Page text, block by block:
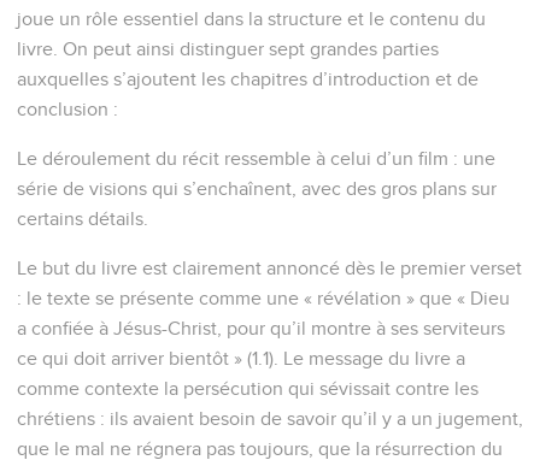
joue un rôle essentiel dans la structure et le contenu du
livre. On peut ainsi distinguer sept grandes parties
auxquelles s’ajoutent les chapitres d’introduction et de
conclusion :
Le déroulement du récit ressemble à celui d’un film : une
série de visions qui s’enchaînent, avec des gros plans sur
certains détails.
Le but du livre est clairement annoncé dès le premier verset
: le texte se présente comme une « révélation » que « Dieu
a confiée à Jésus-Christ, pour qu’il montre à ses serviteurs
ce qui doit arriver bientôt » (1.1). Le message du livre a
comme contexte la persécution qui sévissait contre les
chrétiens : ils avaient besoin de savoir qu’il y a un jugement,
que le mal ne régnera pas toujours, que la résurrection du